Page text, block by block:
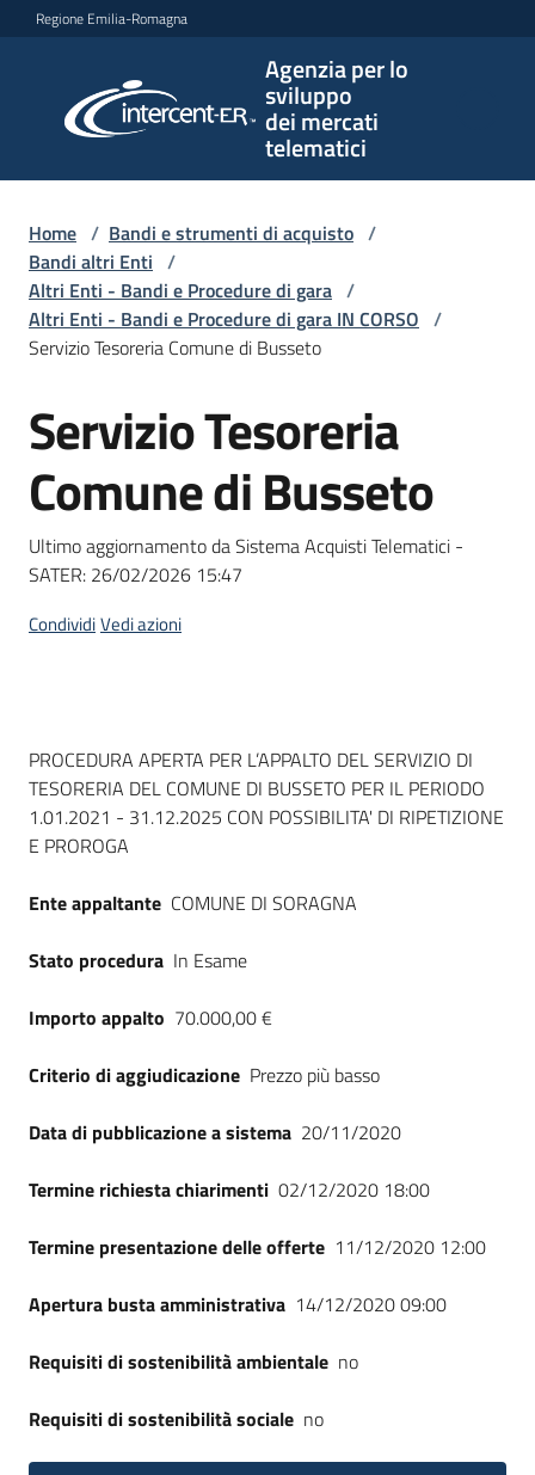
Vai al contenuto
Vai alla navigazione
Vai al footer
Regione Emilia-Romagna
Agenzia per lo
sviluppo
dei mercati
telematici
per lo
sviluppo
telematici
L'Agenzia
Bandi
strumenti
acquisto
telematiche
English
Seguici
Home / Bandi e strumenti di acquisto /
Bandi altri Enti /
Altri Enti - Bandi e Procedure di gara /
Altri Enti - Bandi e Procedure di gara IN CORSO /
Servizio Tesoreria Comune di Busseto
Salta al contenuto
Servizio Tesoreria
Comune di Busseto
Ultimo aggiornamento da Sistema Acquisti Telematici -
SATER: 26/02/2026 15:47
CondividiVedi azioni
Dati del bando
PROCEDURA APERTA PER L’APPALTO DEL SERVIZIO DI
TESORERIA DEL COMUNE DI BUSSETO PER IL PERIODO
1.01.2021 - 31.12.2025 CON POSSIBILITA' DI RIPETIZIONE
E PROROGA
Ente appaltante COMUNE DI SORAGNA
Stato procedura In Esame
Importo appalto 70.000,00 €
Criterio di aggiudicazione Prezzo più basso
Data di pubblicazione a sistema 20/11/2020
Termine richiesta chiarimenti 02/12/2020 18:00
Termine presentazione delle offerte 11/12/2020 12:00
Apertura busta amministrativa 14/12/2020 09:00
Requisiti di sostenibilità ambientale no
Requisiti di sostenibilità sociale no